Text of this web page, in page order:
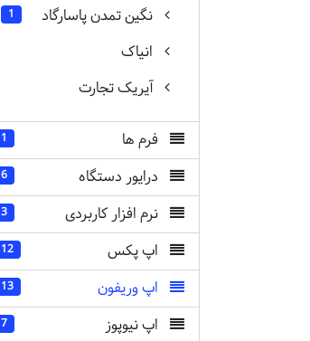
نگین تمدن پاسارگاد
1
انیاک
آیریک تجارت
فرم ها 1
درایور دستگاه 6
نرم افزار کاربردی 3
اپ پکس 12
اپ وریفون 13
اپ نیوپوز 7